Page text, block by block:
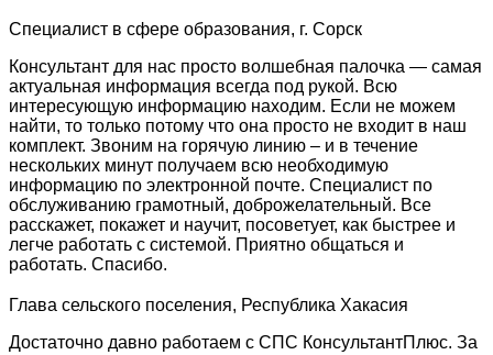
Специалист в сфере образования, г. Сорск
Консультант для нас просто волшебная палочка — самая
актуальная информация всегда под рукой. Всю
интересующую информацию находим. Если не можем
найти, то только потому что она просто не входит в наш
комплект. Звоним на горячую линию – и в течение
нескольких минут получаем всю необходимую
информацию по электронной почте. Специалист по
обслуживанию грамотный, доброжелательный. Все
расскажет, покажет и научит, посоветует, как быстрее и
легче работать с системой. Приятно общаться и
работать. Спасибо.
Глава сельского поселения, Республика Хакасия
Достаточно давно работаем с СПС КонсультантПлюс. За